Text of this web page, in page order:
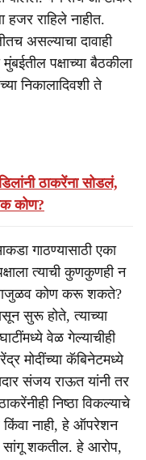
हजर राहिले नाहीत.
असल्याचा दावाही
पक्षाच्या बैठकीला
निकालादिवशी ते
ठाकरेंना सोडलं,
कोण?
गाठण्यासाठी एका
त्याची कुणकुणही न
कोण करू शकते?
सुरू होते, त्याच्या
वेळ गेल्याचीही
मोदींच्या कॅबिनेटमध्ये
संजय राऊत यांनी तर
निष्ठा विकल्याचे
नाही, हे ऑपरेशन
सांगू शकतील. हे आरोप,